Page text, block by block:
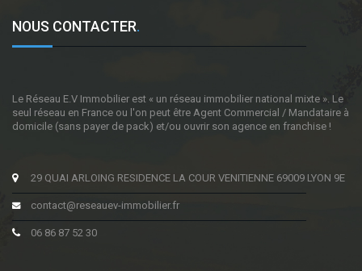
NOUS CONTACTER.
Le Réseau E.V Immobilier est « un réseau immobilier national mixte ». Le
seul réseau en France ou l'on peut être Agent Commercial / Mandataire à
domicile (sans payer de pack) et/ou ouvrir son agence en franchise !
29 QUAI ARLOING RESIDENCE LA COUR VENITIENNE 69009 LYON 9E
contact@reseauev-immobilier.fr
06 86 87 52 30